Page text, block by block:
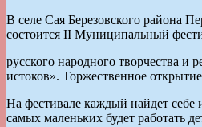
В селе Сая Березовского района
состоится II Муниципальный
русского народного творчества и
истоков». Торжественное
На фестивале каждый найдет себе
самых маленьких будет работать